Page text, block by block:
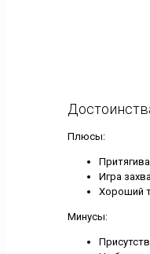
Плюсы:
Игра
Хороший
Минусы: